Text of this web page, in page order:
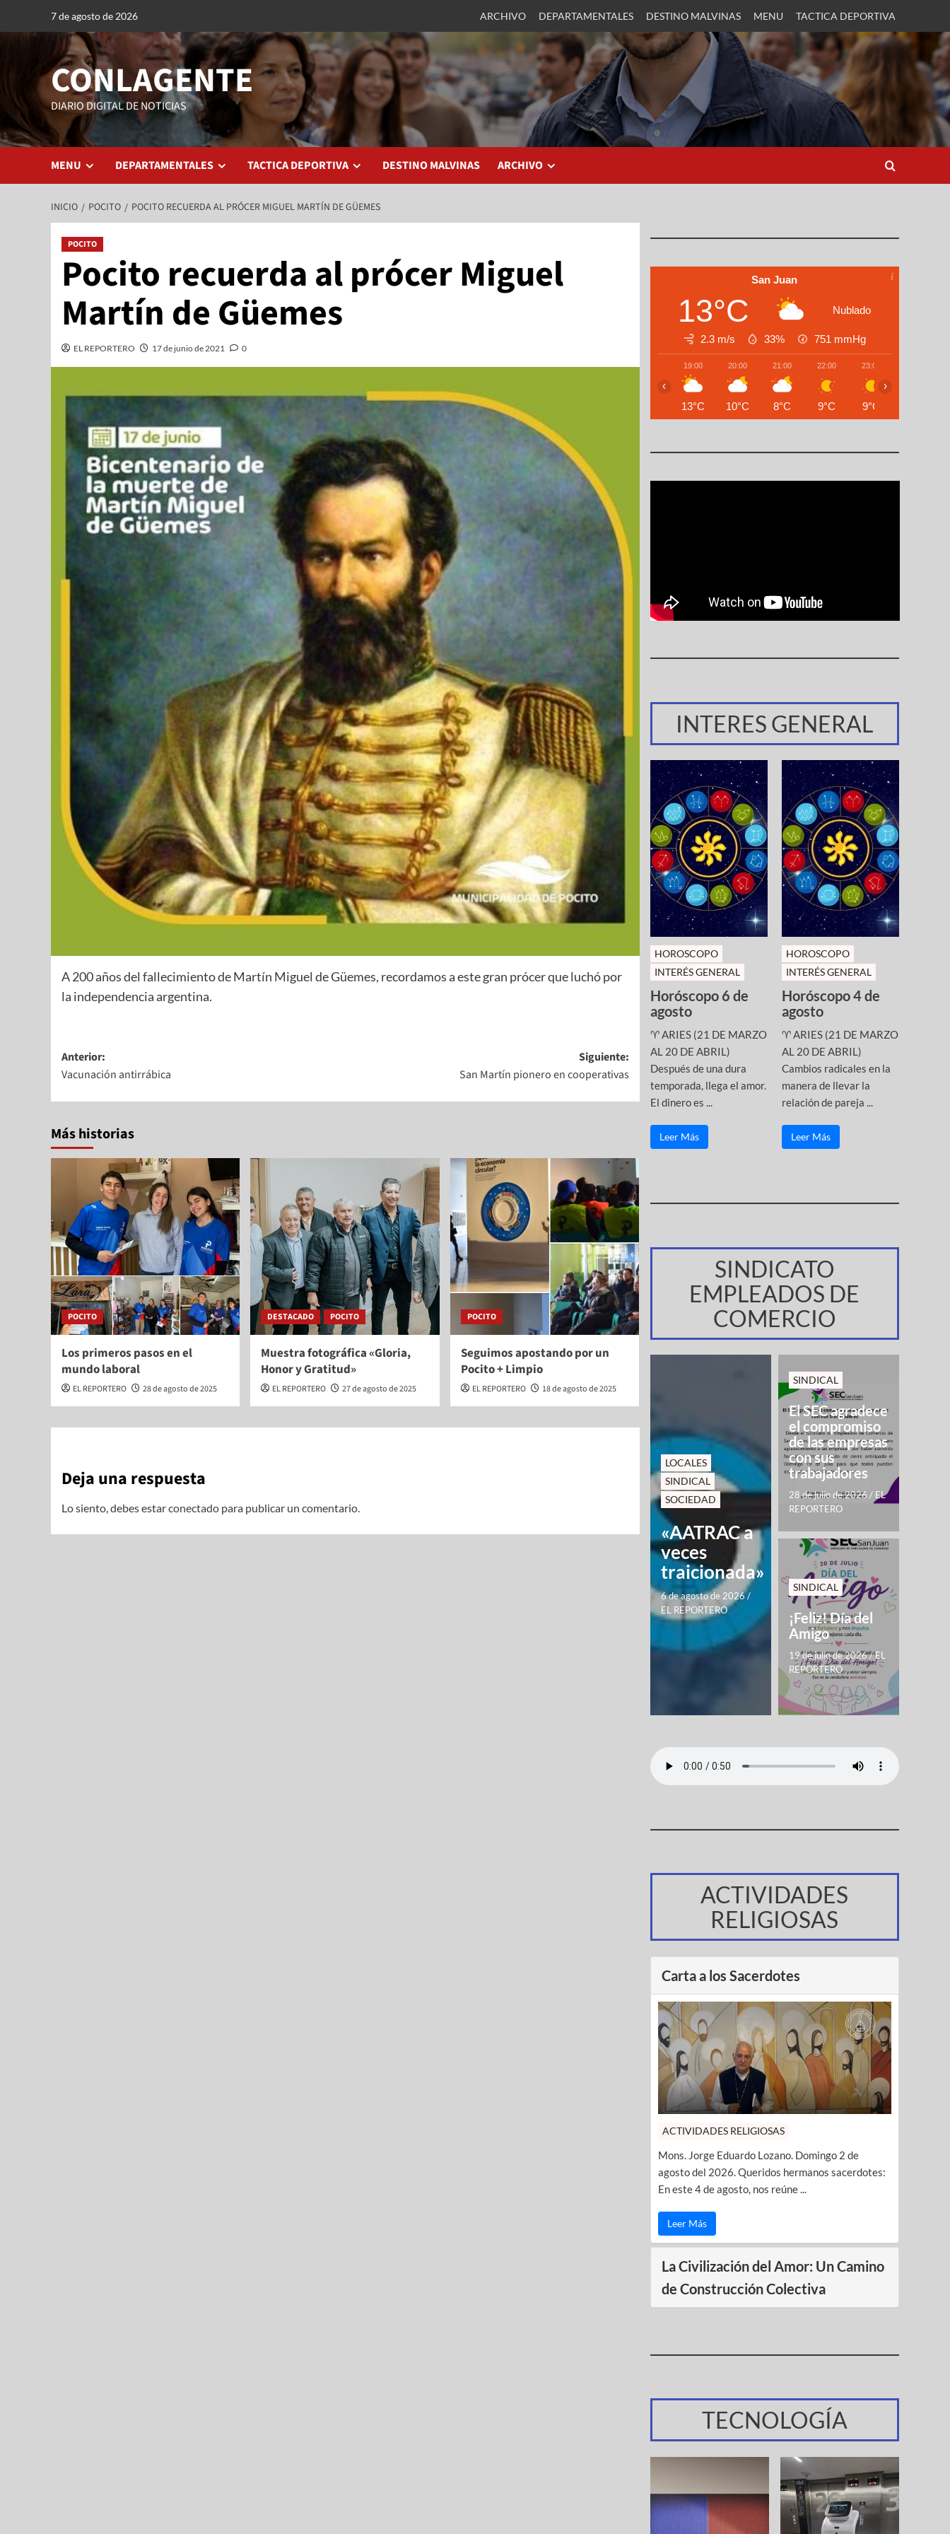
7 de agosto de 2026 ARCHIVO DEPARTAMENTALES DESTINO MALVINAS MENU TACTICA DEPORTIVA
CONLAGENTE
DIARIO DIGITAL DE NOTICIAS
MENU DEPARTAMENTALES TACTICA DEPORTIVA DESTINO MALVINAS ARCHIVO
INICIO POCITO POCITO RECUERDA AL PRÓCER MIGUEL MARTÍN DE GÜEMES
POCITO
Pocito recuerda al prócer Miguel
Martín de Güemes
EL REPORTERO 17 de junio de 2021 0
A 200 años del fallecimiento de Martín Miguel de Güemes, recordamos a este gran prócer que luchó por
la independencia argentina.
Anterior:
Vacunación antirrábica
Siguiente:
San Martín pionero en cooperativas
Más historias
POCITO
Los primeros pasos en el
mundo laboral
EL REPORTERO 28 de agosto de 2025
DESTACADO POCITO
Muestra fotográfica «Gloria,
Honor y Gratitud»
EL REPORTERO 27 de agosto de 2025
POCITO
Seguimos apostando por un
Pocito + Limpio
EL REPORTERO 18 de agosto de 2025
Deja una respuesta
Lo siento, debes estarconectado para publicar un comentario.
San Juan
13°C Nublado
2.3 m/s 33% 751 mmHg
19:00
13°C
20:00
10°C
21:00
8°C
22:00
9°C
23:00
9°C
‹ ›
INTERES GENERAL
HOROSCOPO
INTERÉS GENERAL
Horóscopo 6 de
agosto
♈ ARIES (21 DE MARZO
AL 20 DE ABRIL)
Después de una dura
temporada, llega el amor.
El dinero es ...
Leer Más
HOROSCOPO
INTERÉS GENERAL
Horóscopo 4 de
agosto
♈ ARIES (21 DE MARZO
AL 20 DE ABRIL)
Cambios radicales en la
manera de llevar la
relación de pareja ...
Leer Más
SINDICATO
EMPLEADOS DE
COMERCIO
LOCALES
SINDICAL
SOCIEDAD
«AATRAC a
veces
traicionada»
6 de agosto de 2026/
EL REPORTERO
SINDICAL
El SEC agradece
el compromiso
de las empresas
con sus
trabajadores
28 de julio de 2026 / EL
REPORTERO
SINDICAL
¡Feliz! Día del
Amigo
19 de julio de 2026/EL
REPORTERO
ACTIVIDADES
RELIGIOSAS
Carta a los Sacerdotes
ACTIVIDADES RELIGIOSAS
Mons. Jorge Eduardo Lozano. Domingo 2 de
agosto del 2026. Queridos hermanos sacerdotes:
En este 4 de agosto, nos reúne ...
Leer Más
La Civilización del Amor: Un Camino
de Construcción Colectiva
TECNOLOGÍA